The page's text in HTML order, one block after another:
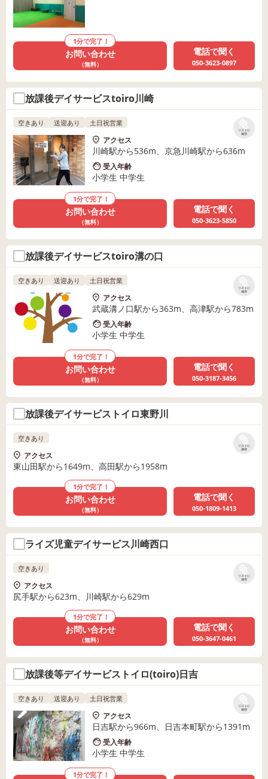
1分で完了！
お問い合わせ
（無料）
電話で聞く
050-3623-0897
放課後デイサービスtoiro川崎
リストに
保存
空きあり 送迎あり 土日祝営業
アクセス
川崎駅から536m、京急川崎駅から636m
受入年齢
小学生 中学生
1分で完了！
お問い合わせ
（無料）
電話で聞く
050-3623-5850
放課後デイサービスtoiro溝の口
リストに
保存
空きあり 送迎あり 土日祝営業
アクセス
武蔵溝ノ口駅から363m、高津駅から783m
受入年齢
小学生 中学生
1分で完了！
お問い合わせ
（無料）
電話で聞く
050-3187-3456
放課後デイサービストイロ東野川
リストに
保存
空きあり
アクセス
東山田駅から1649m、高田駅から1958m
1分で完了！
お問い合わせ
（無料）
電話で聞く
050-1809-1413
ライズ児童デイサービス川崎西口
リストに
保存
空きあり
アクセス
尻手駅から623m、川崎駅から629m
1分で完了！
お問い合わせ
（無料）
電話で聞く
050-3647-0461
放課後等デイサービストイロ(toiro)日吉
リストに
保存
空きあり 送迎あり 土日祝営業
アクセス
日吉駅から966m、日吉本町駅から1391m
受入年齢
小学生 中学生
1分で完了！